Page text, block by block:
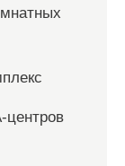
центров